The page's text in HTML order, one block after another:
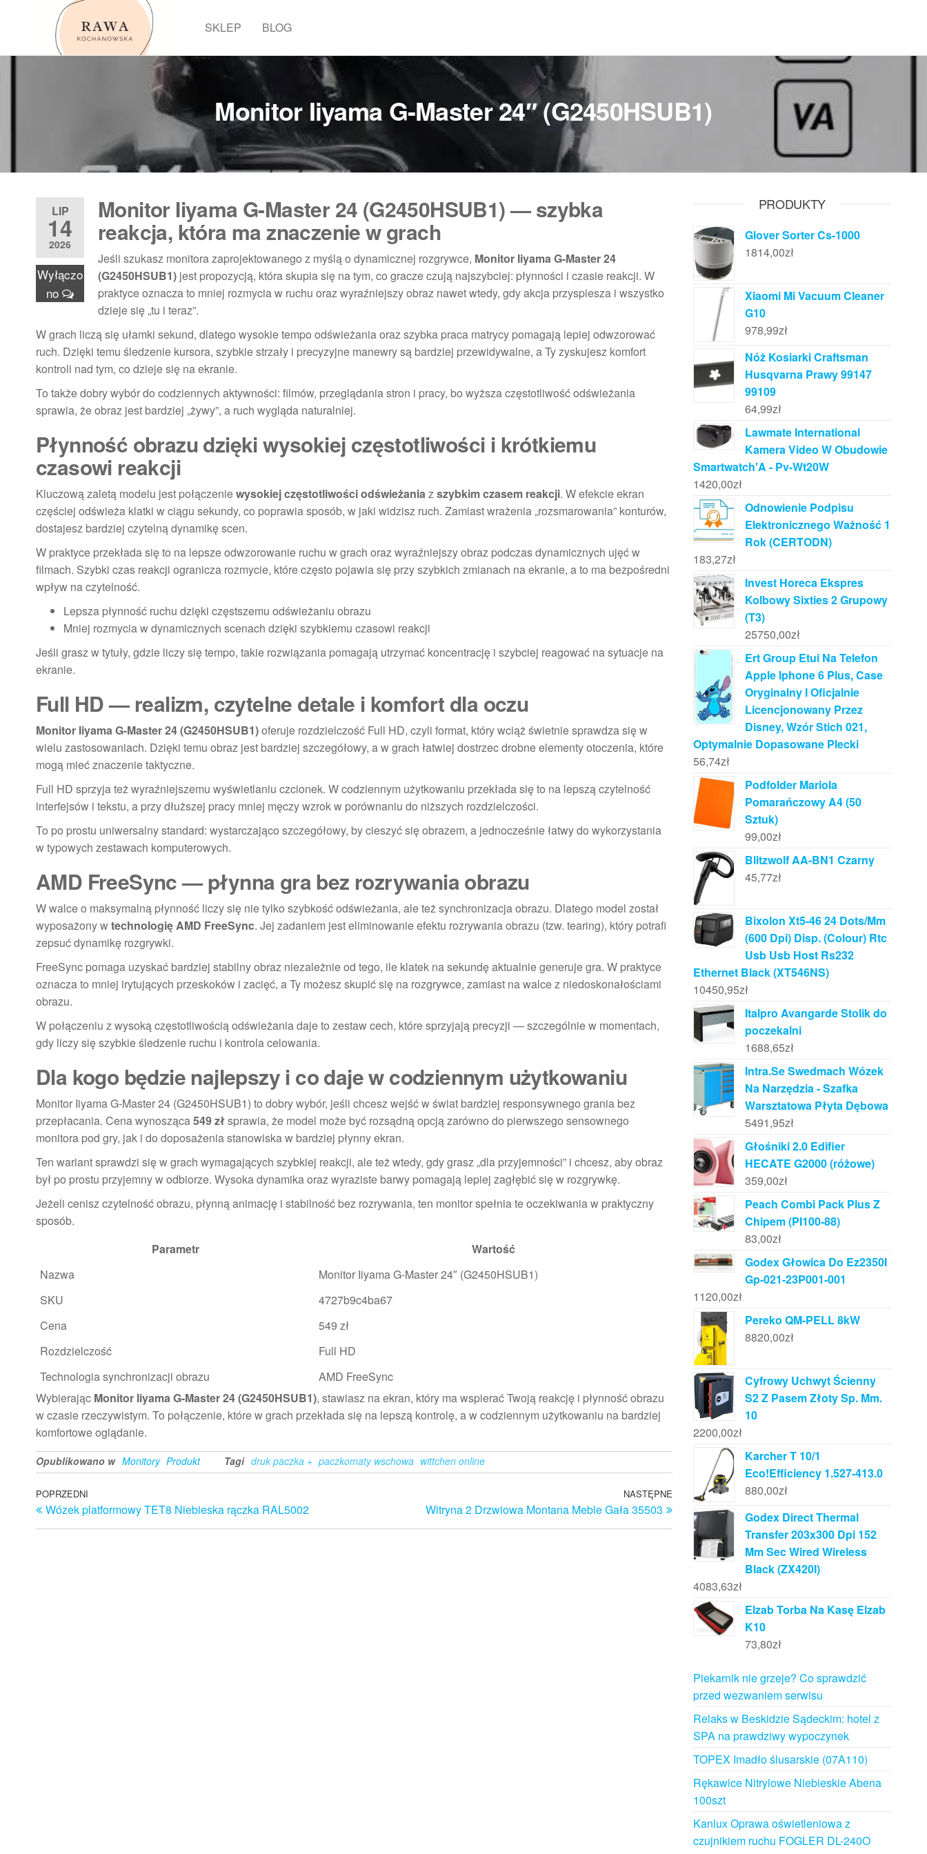
SKLEP BLOG
Monitor Iiyama G-Master 24″ (G2450HSUB1)
LIP
14
2026
Wyłączo
no
Monitor Iiyama G-Master 24 (G2450HSUB1) — szybka
reakcja, która ma znaczenie w grach
Jeśli szukasz monitora zaprojektowanego z myślą o dynamicznej rozgrywce, Monitor Iiyama G-Master 24
(G2450HSUB1) jest propozycją, która skupia się na tym, co gracze czują najszybciej: płynności i czasie reakcji. W
praktyce oznacza to mniej rozmycia w ruchu oraz wyraźniejszy obraz nawet wtedy, gdy akcja przyspiesza i wszystko
dzieje się „tu i teraz”.
W grach liczą się ułamki sekund, dlatego wysokie tempo odświeżania oraz szybka praca matrycy pomagają lepiej odwzorować
ruch. Dzięki temu śledzenie kursora, szybkie strzały i precyzyjne manewry są bardziej przewidywalne, a Ty zyskujesz komfort
kontroli nad tym, co dzieje się na ekranie.
To także dobry wybór do codziennych aktywności: filmów, przeglądania stron i pracy, bo wyższa częstotliwość odświeżania
sprawia, że obraz jest bardziej „żywy”, a ruch wygląda naturalniej.
Płynność obrazu dzięki wysokiej częstotliwości i krótkiemu
czasowi reakcji
Kluczową zaletą modelu jest połączeniewysokiej częstotliwości odświeżaniazszybkim czasem reakcji. W efekcie ekran
częściej odświeża klatki w ciągu sekundy, co poprawia sposób, w jaki widzisz ruch. Zamiast wrażenia „rozsmarowania” konturów,
dostajesz bardziej czytelną dynamikę scen.
W praktyce przekłada się to na lepsze odwzorowanie ruchu w grach oraz wyraźniejszy obraz podczas dynamicznych ujęć w
filmach. Szybki czas reakcji ogranicza rozmycie, które często pojawia się przy szybkich zmianach na ekranie, a to ma bezpośredni
wpływ na czytelność.
Lepsza płynność ruchu dzięki częstszemu odświeżaniu obrazu
Mniej rozmycia w dynamicznych scenach dzięki szybkiemu czasowi reakcji
Jeśli grasz w tytuły, gdzie liczy się tempo, takie rozwiązania pomagają utrzymać koncentrację i szybciej reagować na sytuacje na
ekranie.
Full HD — realizm, czytelne detale i komfort dla oczu
Monitor Iiyama G-Master 24 (G2450HSUB1)oferuje rozdzielczość Full HD, czyli format, który wciąż świetnie sprawdza się w
wielu zastosowaniach. Dzięki temu obraz jest bardziej szczegółowy, a w grach łatwiej dostrzec drobne elementy otoczenia, które
mogą mieć znaczenie taktyczne.
Full HD sprzyja też wyraźniejszemu wyświetlaniu czcionek. W codziennym użytkowaniu przekłada się to na lepszą czytelność
interfejsów i tekstu, a przy dłuższej pracy mniej męczy wzrok w porównaniu do niższych rozdzielczości.
To po prostu uniwersalny standard: wystarczająco szczegółowy, by cieszyć się obrazem, a jednocześnie łatwy do wykorzystania
w typowych zestawach komputerowych.
AMD FreeSync — płynna gra bez rozrywania obrazu
W walce o maksymalną płynność liczy się nie tylko szybkość odświeżania, ale też synchronizacja obrazu. Dlatego model został
wyposażony wtechnologię AMD FreeSync. Jej zadaniem jest eliminowanie efektu rozrywania obrazu (tzw. tearing), który potrafi
zepsuć dynamikę rozgrywki.
FreeSync pomaga uzyskać bardziej stabilny obraz niezależnie od tego, ile klatek na sekundę aktualnie generuje gra. W praktyce
oznacza to mniej irytujących przeskoków i zacięć, a Ty możesz skupić się na rozgrywce, zamiast na walce z niedoskonałościami
obrazu.
W połączeniu z wysoką częstotliwością odświeżania daje to zestaw cech, które sprzyjają precyzji — szczególnie w momentach,
gdy liczy się szybkie śledzenie ruchu i kontrola celowania.
Dla kogo będzie najlepszy i co daje w codziennym użytkowaniu
Monitor Iiyama G-Master 24 (G2450HSUB1) to dobry wybór, jeśli chcesz wejść w świat bardziej responsywnego grania bez
przepłacania. Cena wynosząca549 złsprawia, że model może być rozsądną opcją zarówno do pierwszego sensownego
monitora pod gry, jak i do doposażenia stanowiska w bardziej płynny ekran.
Ten wariant sprawdzi się w grach wymagających szybkiej reakcji, ale też wtedy, gdy grasz „dla przyjemności” i chcesz, aby obraz
był po prostu przyjemny w odbiorze. Wysoka dynamika oraz wyraziste barwy pomagają lepiej zagłębić się w rozgrywkę.
Jeżeli cenisz czytelność obrazu, płynną animację i stabilność bez rozrywania, ten monitor spełnia te oczekiwania w praktyczny
sposób.
Parametr
Wartość
Nazwa
Monitor Iiyama G-Master 24″ (G2450HSUB1)
SKU
4727b9c4ba67
Cena
549 zł
Rozdzielczość
Full HD
Technologia synchronizacji obrazu
AMD FreeSync
Wybierając Monitor Iiyama G-Master 24 (G2450HSUB1), stawiasz na ekran, który ma wspierać Twoją reakcję i płynność obrazu
w czasie rzeczywistym. To połączenie, które w grach przekłada się na lepszą kontrolę, a w codziennym użytkowaniu na bardziej
komfortowe oglądanie.
Opublikowano w Monitory Produkt Tagi druk paczka + paczkomaty wschowa wittchen online
Nawigacja
wpisu
Poprzedni
wpis
POPRZEDNI
Wózek platformowy TET8 Niebieska rączka RAL5002
Następny
wpis
NASTĘPNE
Witryna 2 Drzwiowa Montana Meble Gała 35503
PRODUKTY
Glover Sorter Cs-1000
1814,00zł
Xiaomi Mi Vacuum Cleaner
G10
978,99zł
Nóż Kosiarki Craftsman
Husqvarna Prawy 99147
99109
64,99zł
Lawmate International
Kamera Video W Obudowie
Smartwatch'A - Pv-Wt20W
1420,00zł
Odnowienie Podpisu
Elektronicznego Ważność 1
Rok (CERTODN)
183,27zł
Invest Horeca Ekspres
Kolbowy Sixties 2 Grupowy
(T3)
25750,00zł
Ert Group Etui Na Telefon
Apple Iphone 6 Plus, Case
Oryginalny I Oficjalnie
Licencjonowany Przez
Disney, Wzór Stich 021,
Optymalnie Dopasowane Plecki
56,74zł
Podfolder Mariola
Pomarańczowy A4 (50
Sztuk)
99,00zł
Blitzwolf AA-BN1 Czarny
45,77zł
Bixolon Xt5-46 24 Dots/Mm
(600 Dpi) Disp. (Colour) Rtc
Usb Usb Host Rs232
Ethernet Black (XT546NS)
10450,95zł
Italpro Avangarde Stolik do
poczekalni
1688,65zł
Intra.Se Swedmach Wózek
Na Narzędzia - Szafka
Warsztatowa Płyta Dębowa
5491,95zł
Głośniki 2.0 Edifier
HECATE G2000 (różowe)
359,00zł
Peach Combi Pack Plus Z
Chipem (PI100-88)
83,00zł
Godex Głowica Do Ez2350I
Gp-021-23P001-001
1120,00zł
Pereko QM-PELL 8kW
8820,00zł
Cyfrowy Uchwyt Ścienny
S2 Z Pasem Złoty Sp. Mm.
10
2200,00zł
Karcher T 10/1
Eco!Efficiency 1.527-413.0
880,00zł
Godex Direct Thermal
Transfer 203x300 Dpi 152
Mm Sec Wired Wireless
Black (ZX420I)
4083,63zł
Elzab Torba Na Kasę Elzab
K10
73,80zł
Piekarnik nie grzeje? Co sprawdzić
przed wezwaniem serwisu
Relaks w Beskidzie Sądeckim: hotel z
SPA na prawdziwy wypoczynek
TOPEX Imadło ślusarskie (07A110)
Rękawice Nitrylowe Niebieskie Abena
100szt
Kanlux Oprawa oświetleniowa z
czujnikiem ruchu FOGLER DL-240O